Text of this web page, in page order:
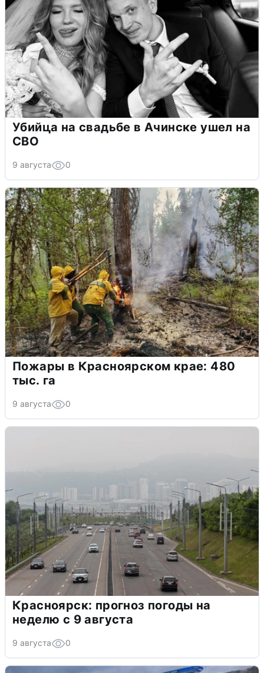
Убийца на свадьбе в Ачинске ушел на
СВО
9 августа 0
Пожары в Красноярском крае: 480
тыс. га
9 августа 0
Красноярск: прогноз погоды на
неделю с 9 августа
9 августа 0